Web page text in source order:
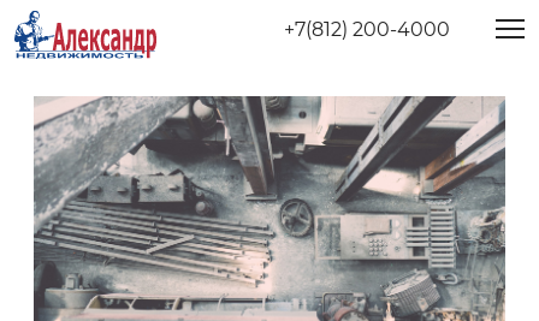
+7(812) 200-4000